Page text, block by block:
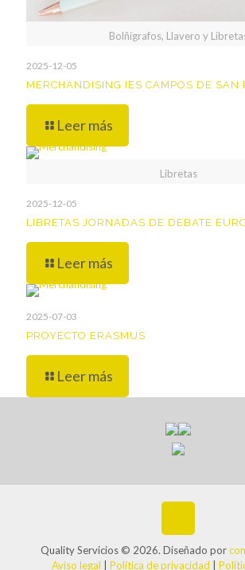
Bolñigrafos, Llavero y
2025-12-05
MERCHANDISING IES CAMPOS DE SAN
Leer más
Libretas
2025-12-05
LIBRETAS JORNADAS DE DEBATE
Leer más
2025-07-03
PROYECTO ERASMUS
Leer más
Quality Servicios © 2026. Diseñado por
Aviso legal
Política de privacidad